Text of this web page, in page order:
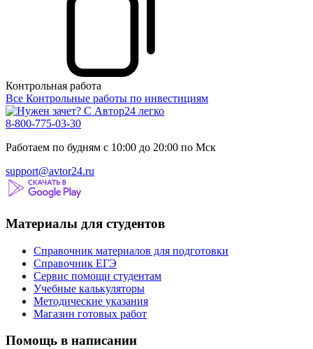
Контрольная работа
Все Контрольные работы по инвестициям
8-800-775-03-30
Работаем по будням с 10:00 до 20:00 по Мск
support@avtor24.ru
Материалы для студентов
Справочник материалов для подготовки
Справочник ЕГЭ
Сервис помощи студентам
Учебные калькуляторы
Методические указания
Магазин готовых работ
Помощь в написании